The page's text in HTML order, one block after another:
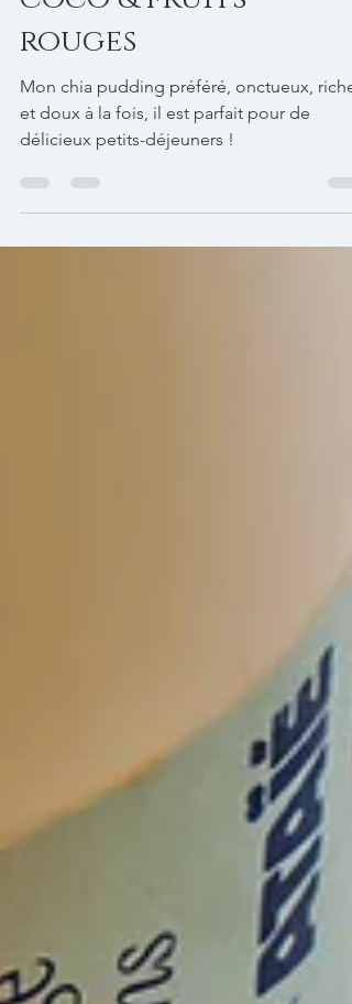
Chia Bowl crémeux
coco & fruits
rouges
et doux à la fois, il est parfait pour de
délicieux petits-déjeuners !